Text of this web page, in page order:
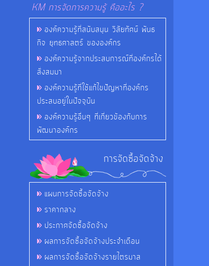
KM การจัดการความรู้ คืออะไร ?
องค์ความรู้ที่สนับสนุน วิสัยทัศน์ พันธ
กิจ ยุทธศาสตร์ ขององค์กร
องค์ความรู้จากประสบการณ์ที่องค์กรได้
สั่งสมมา
องค์ความรู้ที่ใช้แก้ไขปัญหาที่องค์กร
ประสบอยู่ในปัจจุบัน
องค์ความรู้อื่นๆ ที่เกี่ยวข้องกับการ
พัฒนาองค์กร
การจัดซื้อจัดจ้าง
แผนการจัดซื้อจัดจ้าง
ราคากลาง
ประกาศจัดซื้อจัดจ้าง
ผลการจัดซื้อจัดจ้างประจำเดือน
ผลการจัดซื้อจัดจ้างรายไตรมาส